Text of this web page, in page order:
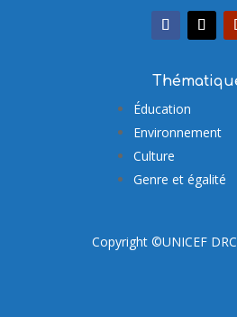
Éducation
Environnement
Culture
Genre et égalité
Copyright ©UNICEF